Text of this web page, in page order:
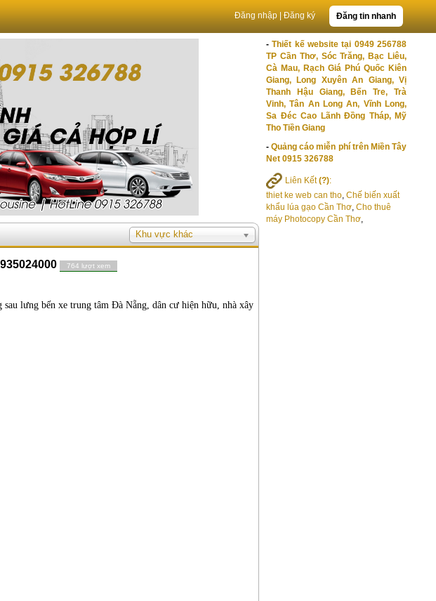
Đăng tin nhanh
Đăng nhập Đăng ký
-Thiết kế website tại 0949 256788
TP Cần Thơ, Sóc Trăng, Bạc Liêu,
Cà Mau, Rạch Giá Phú Quốc Kiên
Giang, Long Xuyên An Giang, Vị
Thanh Hậu Giang, Bến Tre, Trà
Vinh, Tân An Long An, Vĩnh Long,
Sa Đéc Cao Lãnh Đồng Tháp, Mỹ
Tho Tiền Giang
-Quảng cáo miễn phí trên Miền Tây
Net 0915 326788
Liên Kết(?):
thiet ke web can tho, Chế biến xuất
khẩu lúa gạo Cần Thơ, Cho thuê
máy Photocopy Cần Thơ,
Khu vực khác
764 lượt xem
sau lưng bến xe trung tâm Đà Nẵng, dân cư hiện hữu, nhà xây